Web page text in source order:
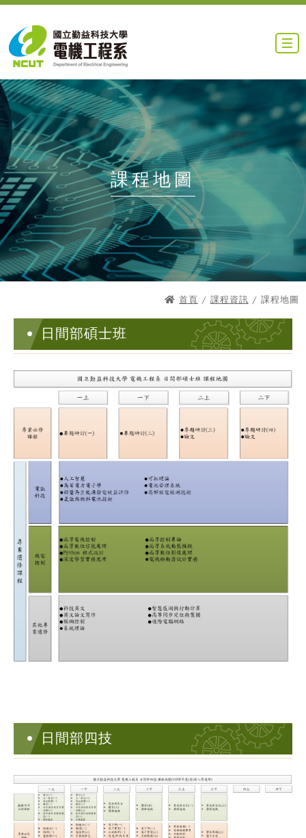
課程地圖
首頁 / 課程資訊 / 課程地圖
日間部碩士班
日間部四技